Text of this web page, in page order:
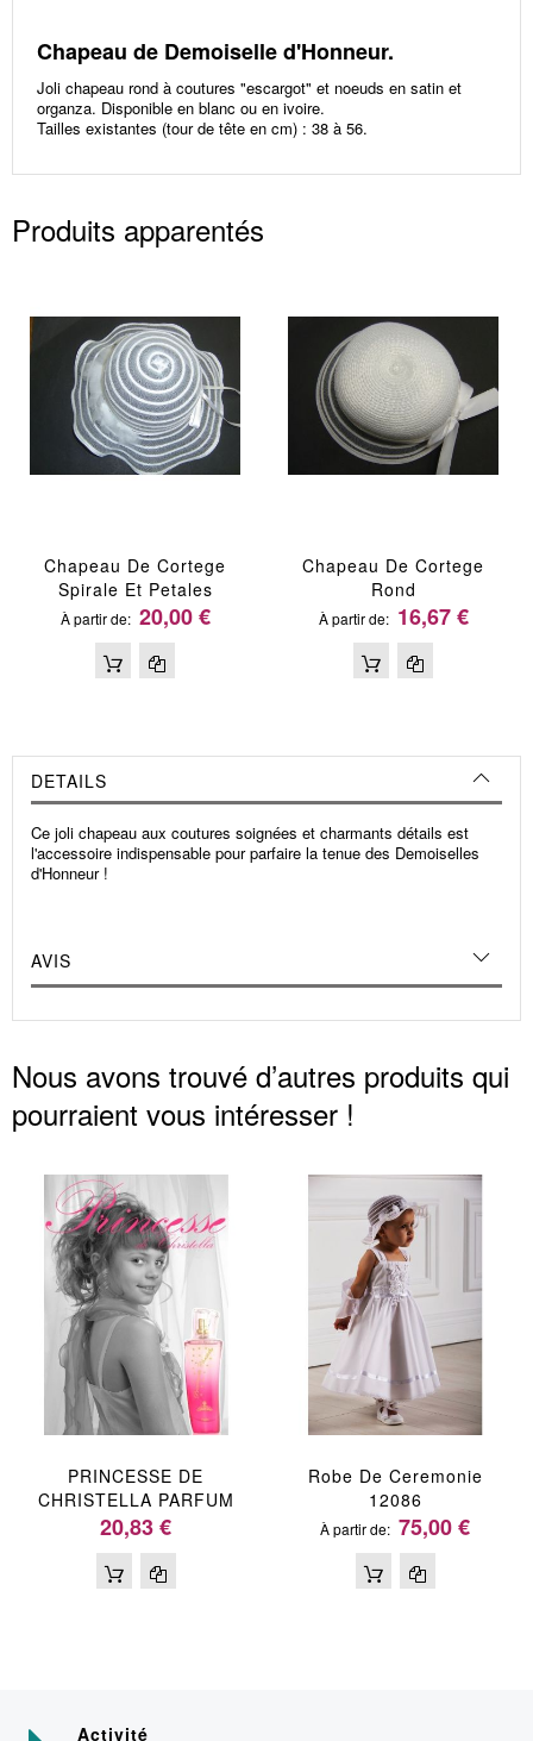
Chapeau de Demoiselle d'Honneur.
Joli chapeau rond à coutures "escargot" et noeuds en satin et
organza. Disponible en blanc ou en ivoire.
Tailles existantes (tour de tête en cm) : 38 à 56.
Produits apparentés
Chapeau De Cortege
Spirale Et Petales
À partir de 20,00 €
Chapeau De Cortege
Rond
À partir de 16,67 €
DETAILS
Ce joli chapeau aux coutures soignées et charmants détails est
l'accessoire indispensable pour parfaire la tenue des Demoiselles
d'Honneur !
AVIS
Nous avons trouvé d’autres produits qui
pourraient vous intéresser !
PRINCESSE DE
CHRISTELLA PARFUM
20,83 €
Robe De Ceremonie
12086
À partir de 75,00 €
Activité